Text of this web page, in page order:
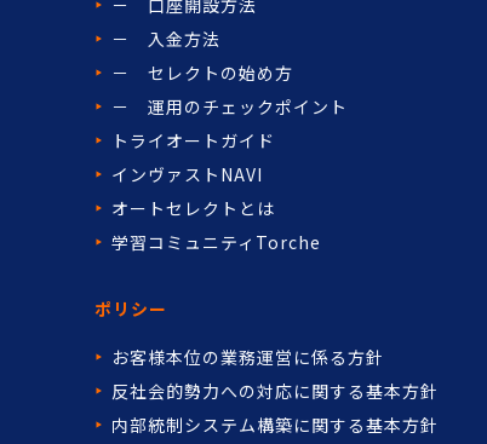
－ 入金方法
－ セレクトの始め方
－ 運用のチェックポイント
トライオートガイド
インヴァストNAVI
オートセレクトとは
学習コミュニティTorche
ポリシー
お客様本位の業務運営に係る方針
反社会的勢力への対応に関する基本方針
内部統制システム構築に関する基本方針